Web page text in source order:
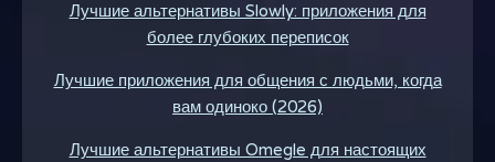
Лучшие альтернативы Slowly: приложения для
более глубоких переписок
Лучшие приложения для общения с людьми, когда
вам одиноко (2026)
Лучшие альтернативы Omegle для настоящих